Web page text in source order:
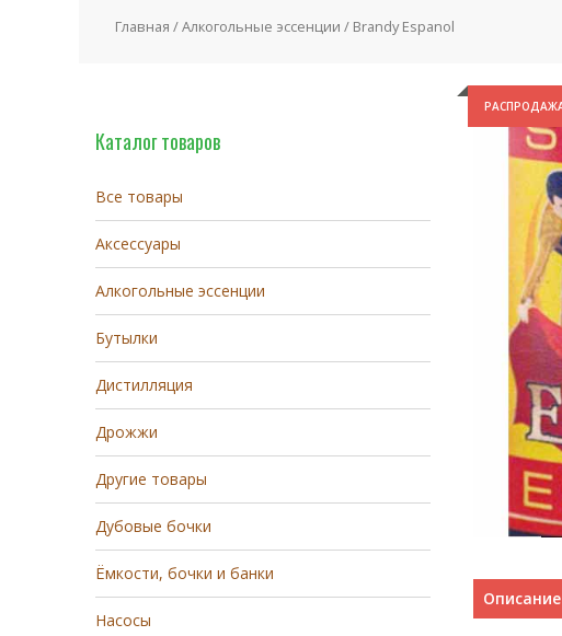
Главная /Алкогольные эссенции / Brandy Espanol
Описание
Каталог товаров
Все товары
Аксессуары
Алкогольные эссенции
Бутылки
Дистилляция
Дрожжи
Другие товары
Дубовые бочки
Ёмкости, бочки и банки
Насосы